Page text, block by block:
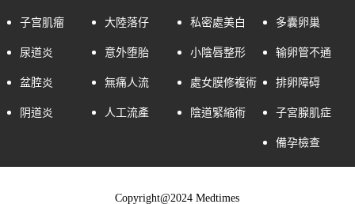
子宫肌瘤
尿道炎
盆腔炎
阴道炎
大陸落仔
意外堕胎
無痛人流
人工流產
私密處美白
小陰唇整形
處女膜修複術
陰道緊縮術
多囊卵巢
输卵管不通
排卵障碍
子宮腺肌症
備孕檢查
Copyright@2024 Medtimes